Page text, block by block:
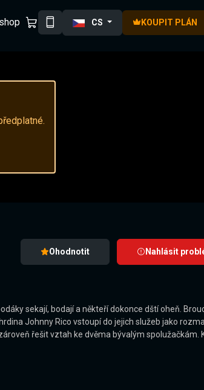
CS KOUPIT PLÁN
Ohodnotit Nahlásit
sekají, bodají a někteří dokonce dští oheň.
Johnny Rico vstoupí do jejich služeb jako
řešit vztah ke dvěma bývalým spolužačkám.